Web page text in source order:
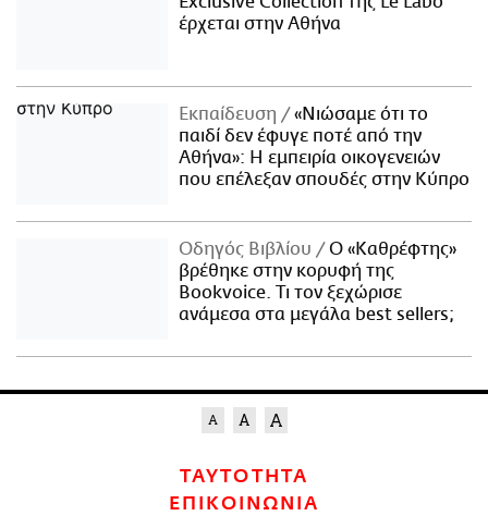
έρχεται στην Αθήνα
Εκπαίδευση
«Νιώσαμε ότι το
παιδί δεν έφυγε ποτέ από την
Αθήνα»: Η εμπειρία οικογενειών
που επέλεξαν σπουδές στην Κύπρο
Οδηγός Βιβλίου
Ο «Καθρέφτης»
βρέθηκε στην κορυφή της
Bookvoice. Τι τον ξεχώρισε
ανάμεσα στα μεγάλα best sellers;
ΤΑΥΤΟΤΗΤΑ
ΕΠΙΚΟΙΝΩΝΙΑ